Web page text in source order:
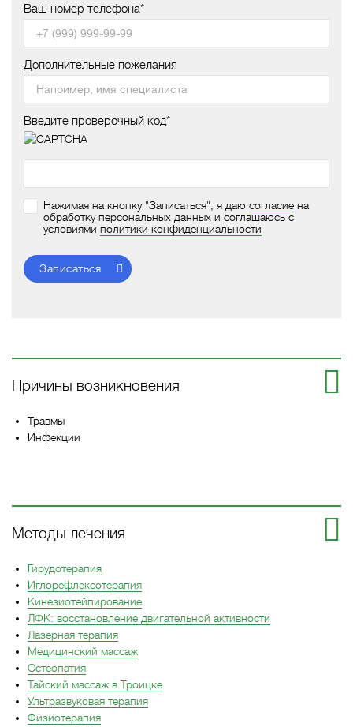
Ваш номер телефона*
Дополнительные пожелания
Введите проверочный код*
Нажимая на кнопку "Записаться", я даю согласие на
обработку персональных данных и соглашаюсь с
условиями политики конфиденциальности
Записаться
Причины возникновения
Травмы
Инфекции
Методы лечения
Гирудотерапия
Иглорефлексотерапия
Кинезиотейпирование
ЛФК: восстановление двигательной активности
Лазерная терапия
Медицинский массаж
Остеопатия
Тайский массаж в Троицке
Ультразвуковая терапия
Физиотерапия